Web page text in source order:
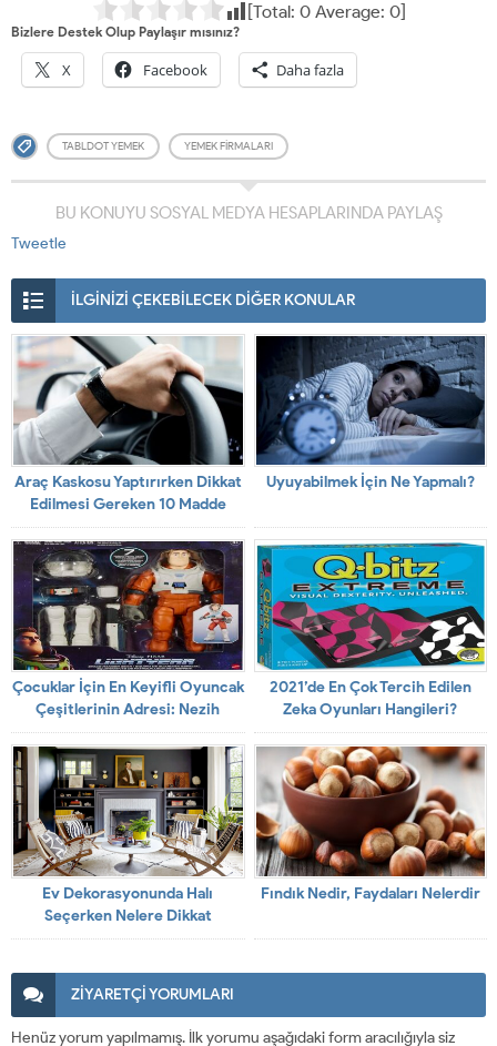
[Total: 0Average: 0]
Bizlere Destek Olup Paylaşır mısınız?
X Facebook Daha fazla
TABLDOT YEMEK YEMEK FIRMALARI
BU KONUYU SOSYAL MEDYA HESAPLARINDA PAYLAŞ
Tweetle
İLGİNİZİ ÇEKEBİLECEK DİĞER KONULAR
Araç Kaskosu Yaptırırken Dikkat
Edilmesi Gereken 10 Madde
Uyuyabilmek İçin Ne Yapmalı?
Çocuklar İçin En Keyifli Oyuncak
Çeşitlerinin Adresi: Nezih
2021’de En Çok Tercih Edilen
Zeka Oyunları Hangileri?
Ev Dekorasyonunda Halı
Seçerken Nelere Dikkat
Etmeliyiz?
Fındık Nedir, Faydaları Nelerdir
ZİYARETÇİ YORUMLARI
Henüz yorum yapılmamış. İlk yorumu aşağıdaki form aracılığıyla siz